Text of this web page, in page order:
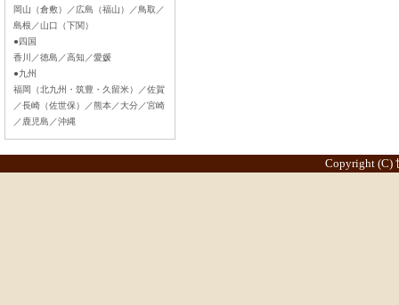
岡山（倉敷）／広島（福山）／鳥取／
島根／山口（下関）
●四国
香川／徳島／高知／愛媛
●九州
福岡（北九州・筑豊・久留米）／佐賀
／長崎（佐世保）／熊本／大分／宮崎
／鹿児島／沖縄
Copyright (C)